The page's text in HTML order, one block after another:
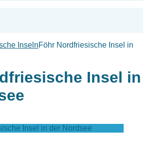
InselnFöhr Nordfriesische Insel in
Insel in
Insel in der Nordsee